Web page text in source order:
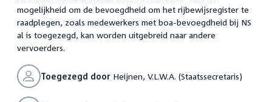
mogelijkheid om de bevoegdheid om het rijbewijsregister te
raadplegen, zoals medewerkers met boa-bevoegdheid bij NS
al is toegezegd, kan worden uitgebreid naar andere
vervoerders.
Toegezegd doorHeijnen, V.L.W.A. (Staatssecretaris)